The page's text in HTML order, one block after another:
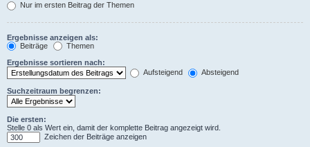
Nur im ersten Beitrag der Themen
Ergebnisse anzeigen als:
Beiträge
Themen
Ergebnisse sortieren nach:
Aufsteigend
Absteigend
Suchzeitraum begrenzen:
Die ersten:
Stelle 0 als Wert ein, damit der komplette Beitrag angezeigt wird.
Zeichen der Beiträge anzeigen